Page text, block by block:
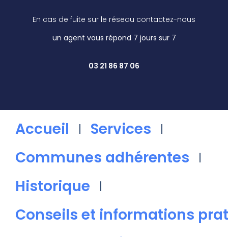
En cas de fuite sur le réseau contactez-nous
un agent vous répond 7 jours sur 7
03 21 86 87 06
Accueil
Services
Communes adhérentes
Historique
Conseils et informations